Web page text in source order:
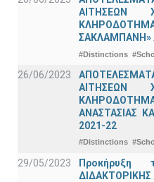
ΑΙΤΗΣΕΩΝ
ΣΑΚΛΑΜΠΑΝΗ»
#Distinctions
26/06/2023
ΑΙΤΗΣΕΩΝ
ΑΝΑΣΤΑΣΙΑΣ
2021-22
#Distinctions
29/05/2023
Προκήρυξη
ΔΙΔΑΚΤΟΡΙΚΗΣ